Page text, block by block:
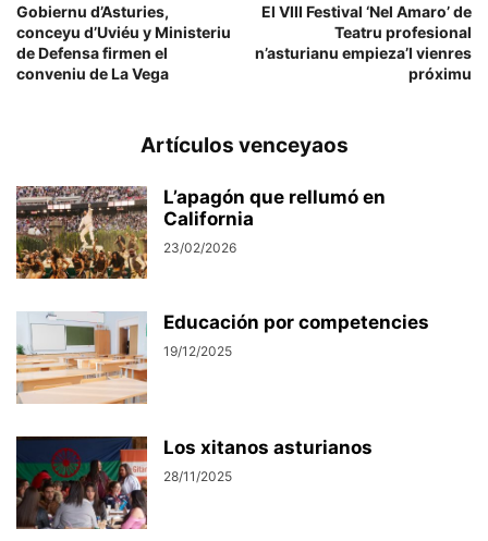
Gobiernu d’Asturies,
conceyu d’Uviéu y Ministeriu
de Defensa firmen el
conveniu de La Vega
El VIII Festival ‘Nel Amaro’ de
Teatru profesional
n’asturianu empieza’l vienres
próximu
Artículos venceyaos
L’apagón que rellumó en
California
23/02/2026
Educación por competencies
19/12/2025
Los xitanos asturianos
28/11/2025